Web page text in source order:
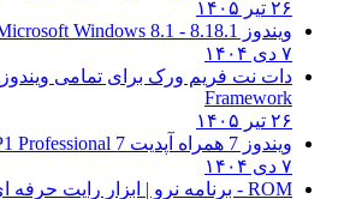
۲۶ تیر ۱۴۰۵
ویندوز 8.1
8.1 - Microsoft Windows 8.1
۷ دی ۱۴۰۴
دات نت فریم ورک برای تمامی
Framework
۲۶ تیر ۱۴۰۵
ویندوز 7 همراه آپدیت 7 SP1
Professional
۷ دی ۱۴۰۴
ROM - برنامه نرو | ابزار رایت حرفه ای و